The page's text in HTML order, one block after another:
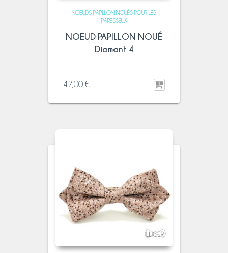
NOEUDS PAPILLON NOUÉS POUR LES
PARESSEUX
NOEUD PAPILLON NOUÉ
Diamant 4
42,00€